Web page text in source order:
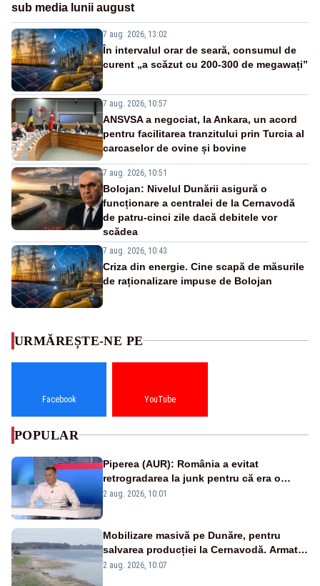
sub media lunii august
7 aug. 2026, 13:02
În intervalul orar de seară, consumul de
curent „a scăzut cu 200-300 de megawați”
7 aug. 2026, 10:57
ANSVSA a negociat, la Ankara, un acord
pentru facilitarea tranzitului prin Turcia al
carcaselor de ovine și bovine
7 aug. 2026, 10:51
Bolojan: Nivelul Dunării asigură o
funcționare a centralei de la Cernavodă
de patru-cinci zile dacă debitele vor
scădea
7 aug. 2026, 10:43
Criza din energie. Cine scapă de măsurile
de raționalizare impuse de Bolojan
URMĂREȘTE-NE PE
Facebook YouTube
POPULAR
Piperea (AUR): România a evitat
retrogradarea la junk pentru că era o
catastrofă pentru bănci și fondurile de
2 aug. 2026, 10:01
Mobilizare masivă pe Dunăre, pentru
salvarea producției la Cernavodă. Armata
va detona o stâncă și va devia apa
2 aug. 2026, 10:07